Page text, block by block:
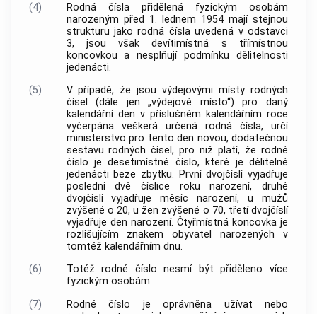
(4)
Rodná čísla přidělená fyzickým osobám
narozeným před 1. lednem 1954 mají stejnou
strukturu jako rodná čísla uvedená v odstavci
3, jsou však devítimístná s třímístnou
koncovkou a nesplňují podmínku dělitelnosti
jedenácti.
(5)
V případě, že jsou výdejovými místy rodných
čísel (dále jen „výdejové místo“) pro daný
kalendářní den v příslušném kalendářním roce
vyčerpána veškerá určená rodná čísla, určí
ministerstvo pro tento den novou, dodatečnou
sestavu rodných čísel, pro niž platí, že rodné
číslo je desetimístné číslo, které je dělitelné
jedenácti beze zbytku. První dvojčíslí vyjadřuje
poslední dvě číslice roku narození, druhé
dvojčíslí vyjadřuje měsíc narození, u mužů
zvýšené o 20, u žen zvýšené o 70, třetí dvojčíslí
vyjadřuje den narození. Čtyřmístná koncovka je
rozlišujícím znakem obyvatel narozených v
tomtéž kalendářním dnu.
(6)
Totéž rodné číslo nesmí být přiděleno více
fyzickým osobám.
(7)
Rodné číslo je oprávněna užívat nebo